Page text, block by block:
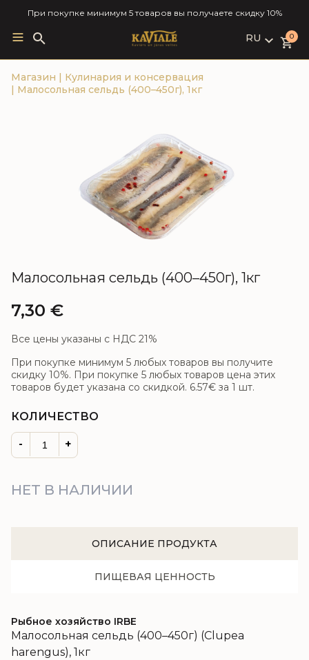
При покупке минимум 5 товаров вы получаете скидку 10%
Search
for:
RU
LV
0
Магазин | Кулинария и консервация
| Малосольная сельдь (400–450г), 1кг
Малосольная сельдь (400–450г), 1кг
7,30 €
Все цены указаны с НДС 21%
При покупке минимум 5 любых товаров вы получите
скидку 10%. При покупке 5 любых товаров цена этих
товаров будет указана со скидкой. 6.57€ за 1 шт.
КОЛИЧЕСТВО
- +
НЕТ В НАЛИЧИИ
ОПИСАНИЕ ПРОДУКТА
ПИЩЕВАЯ ЦЕННОСТЬ
Рыбное хозяйство IRBE
Малосольная сельдь (400–450г) (Clupea
harengus), 1кг